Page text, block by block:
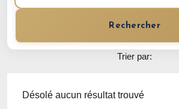
Rechercher
Trier par:
Désolé aucun résultat trouvé